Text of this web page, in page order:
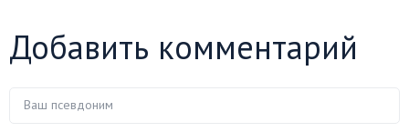
Добавить комментарий